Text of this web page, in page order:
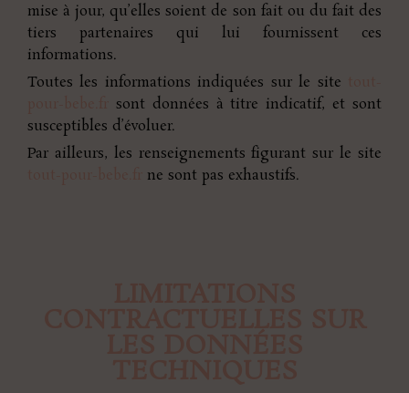
mise à jour, qu’elles soient de son fait ou du fait des
tiers partenaires qui lui fournissent ces
informations.
Toutes les informations indiquées sur le site
sont données à titre indicatif, et sont
susceptibles d’évoluer.
Par ailleurs, les renseignements figurant sur le site
ne sont pas exhaustifs.